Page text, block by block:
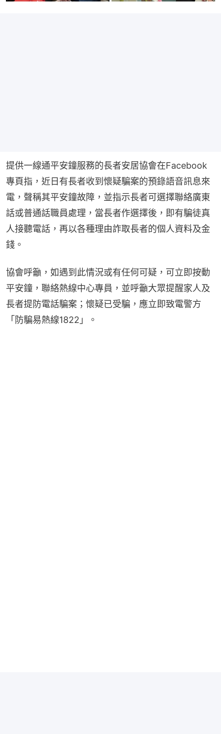
提供一線通平安鐘服務的長者安居協會在Facebook
專頁指，近日有長者收到懷疑騙案的預錄語音訊息來
電，聲稱其平安鐘故障，並指示長者可選擇聯絡廣東
話或普通話職員處理，當長者作選擇後，即有騙徒真
人接聽電話，再以各種理由詐取長者的個人資料及金
錢。
協會呼籲，如遇到此情況或有任何可疑，可立即按動
平安鐘，聯絡熱線中心專員，並呼籲大眾提醒家人及
長者提防電話騙案；懷疑已受騙，應立即致電警方
「防騙易熱線1822」。